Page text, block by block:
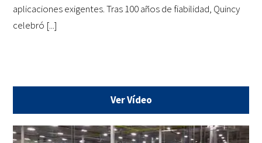
aplicaciones exigentes. Tras 100 años de fiabilidad, Quincy
celebró [...]
Ver Vídeo